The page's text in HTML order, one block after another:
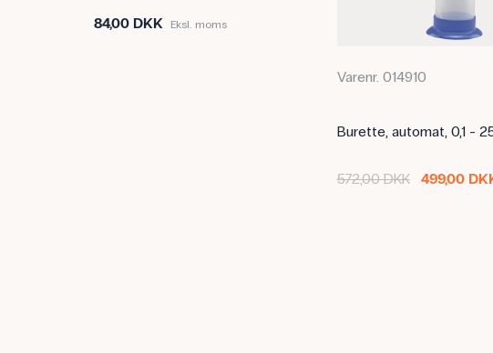
84,00 DKK Eksl. moms
Varenr. 014910
Burette, automat, 0,1 -
572,00 DKK 499,00